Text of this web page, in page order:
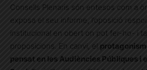
Consells Plenaris són entesos com a
exposa el seu informe, l’oposició
institucional en obert on pot fer-ho- i
proposicions. En canvi, el
pensat en les Audiències Públiques i